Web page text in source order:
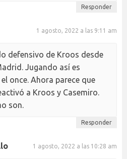
Responder
1 agosto, 2022 a las 9:11 am
defensivo de Kroos desde
Jugando así es
once. Ahora parece que
a Kroos y Casemiro.
son.
Responder
1 agosto, 2022 a las 10:28 am